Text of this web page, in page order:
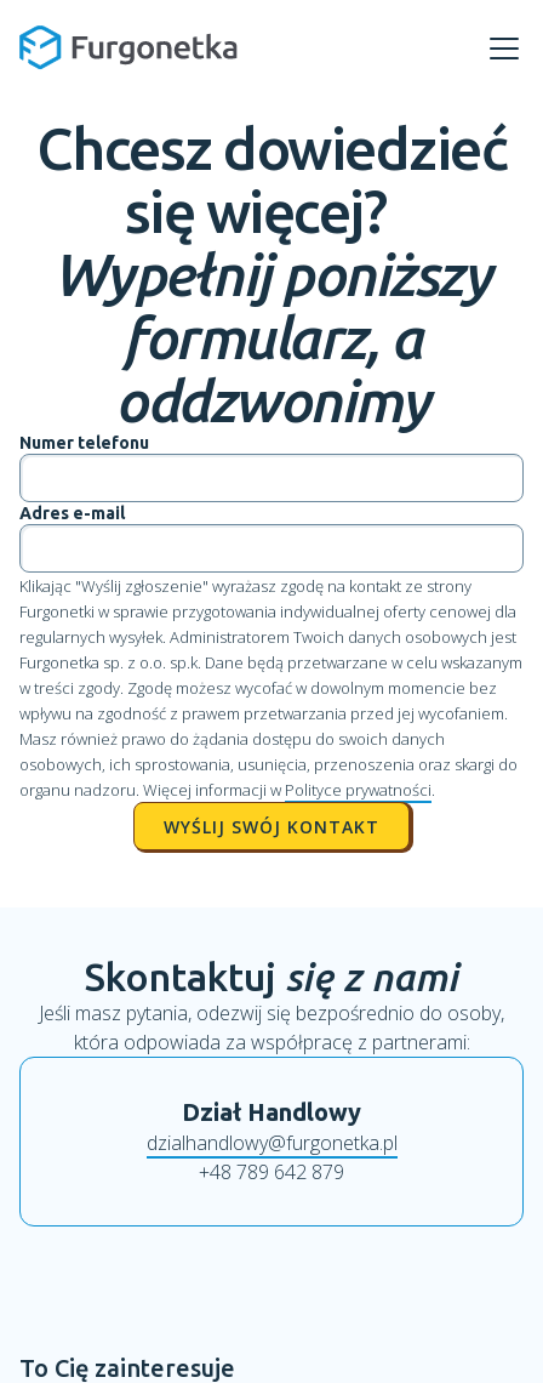
Chcesz dowiedzieć
się więcej?
Wypełnij poniższy
formularz, a
oddzwonimy
Numer telefonu
Adres e-mail
Klikając "Wyślij zgłoszenie" wyrażasz zgodę na kontakt ze strony
Furgonetki w sprawie przygotowania indywidualnej oferty cenowej dla
regularnych wysyłek. Administratorem Twoich danych osobowych jest
Furgonetka sp. z o.o. sp.k. Dane będą przetwarzane w celu wskazanym
w treści zgody. Zgodę możesz wycofać w dowolnym momencie bez
wpływu na zgodność z prawem przetwarzania przed jej wycofaniem.
Masz również prawo do żądania dostępu do swoich danych
osobowych, ich sprostowania, usunięcia, przenoszenia oraz skargi do
organu nadzoru. Więcej informacji w Polityce prywatności.
Skontaktuj się z nami
Jeśli masz pytania, odezwij się bezpośrednio do osoby,
która odpowiada za współpracę z partnerami:
Dział Handlowy
dzialhandlowy@furgonetka.pl
+48 789 642 879
To Cię zainteresuje